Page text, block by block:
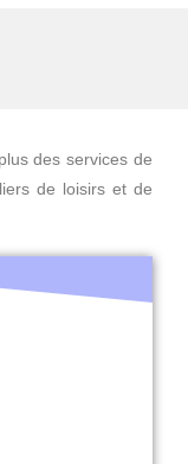
des services de
de loisirs et de